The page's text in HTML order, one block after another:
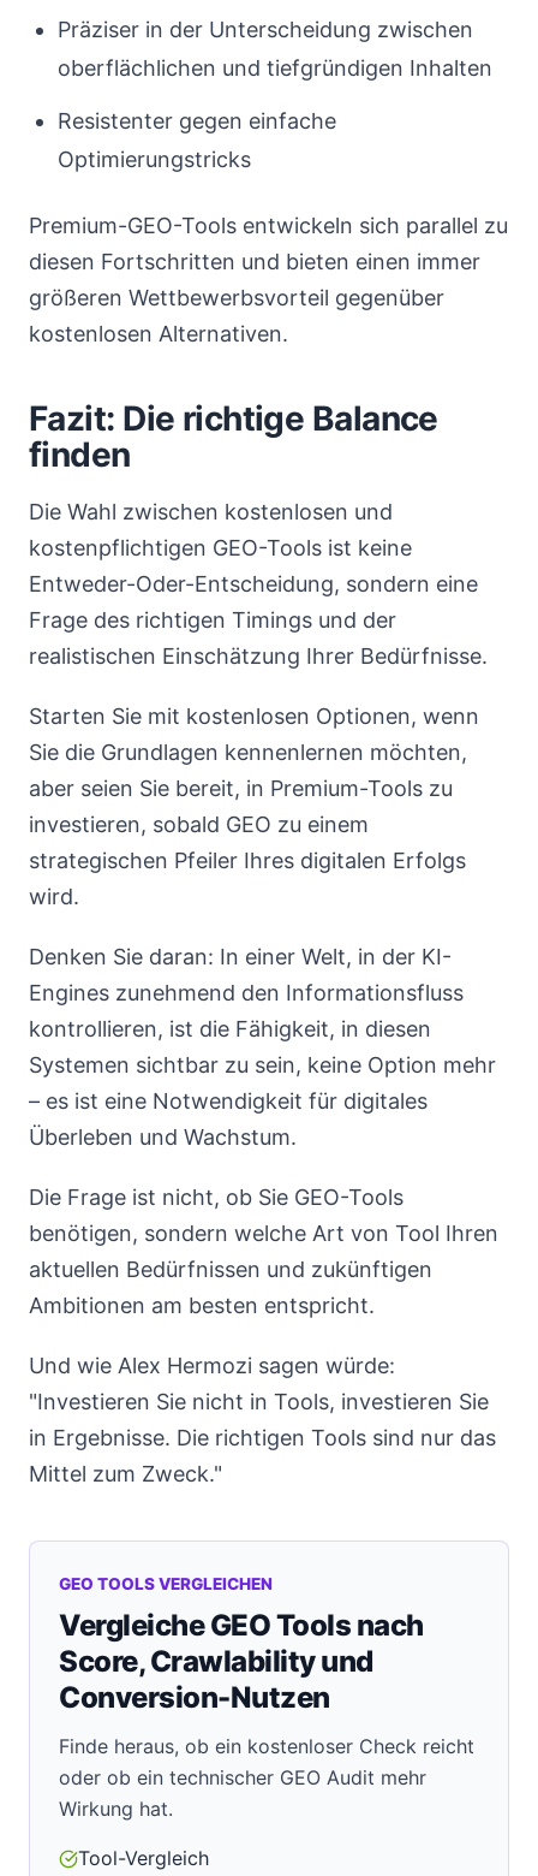
Präziser in der Unterscheidung zwischen
oberflächlichen und tiefgründigen Inhalten
Resistenter gegen einfache
Optimierungstricks
Premium-GEO-Tools entwickeln sich parallel zu
diesen Fortschritten und bieten einen immer
größeren Wettbewerbsvorteil gegenüber
kostenlosen Alternativen.
Fazit: Die richtige Balance
finden
Die Wahl zwischen kostenlosen und
kostenpflichtigen GEO-Tools ist keine
Entweder-Oder-Entscheidung, sondern eine
Frage des richtigen Timings und der
realistischen Einschätzung Ihrer Bedürfnisse.
Starten Sie mit kostenlosen Optionen, wenn
Sie die Grundlagen kennenlernen möchten,
aber seien Sie bereit, in Premium-Tools zu
investieren, sobald GEO zu einem
strategischen Pfeiler Ihres digitalen Erfolgs
wird.
Denken Sie daran: In einer Welt, in der KI-
Engines zunehmend den Informationsfluss
kontrollieren, ist die Fähigkeit, in diesen
Systemen sichtbar zu sein, keine Option mehr
– es ist eine Notwendigkeit für digitales
Überleben und Wachstum.
Die Frage ist nicht, ob Sie GEO-Tools
benötigen, sondern welche Art von Tool Ihren
aktuellen Bedürfnissen und zukünftigen
Ambitionen am besten entspricht.
Und wie Alex Hermozi sagen würde:
"Investieren Sie nicht in Tools, investieren Sie
in Ergebnisse. Die richtigen Tools sind nur das
Mittel zum Zweck."
GEO TOOLS VERGLEICHEN
Vergleiche GEO Tools nach
Score, Crawlability und
Conversion-Nutzen
Finde heraus, ob ein kostenloser Check reicht
oder ob ein technischer GEO Audit mehr
Wirkung hat.
Tool-Vergleich